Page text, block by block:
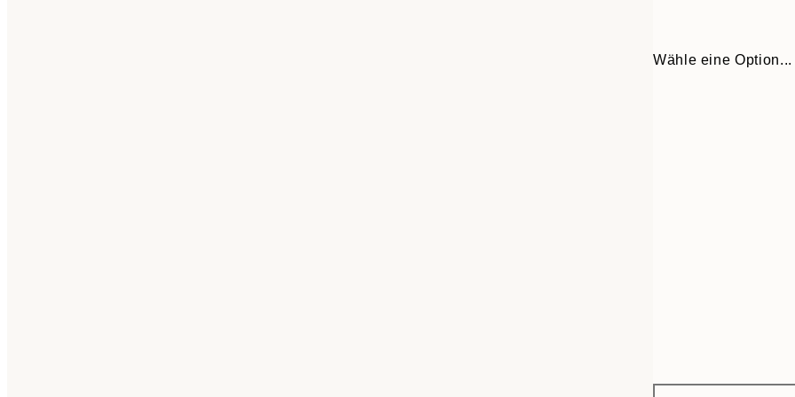
Wähle eine Option...